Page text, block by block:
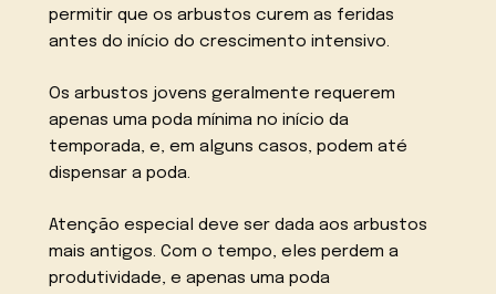
permitir que os arbustos curem as feridas
antes do início do crescimento intensivo.
Os arbustos jovens geralmente requerem
apenas uma poda mínima no início da
temporada, e, em alguns casos, podem até
dispensar a poda.
Atenção especial deve ser dada aos arbustos
mais antigos. Com o tempo, eles perdem a
produtividade, e apenas uma poda